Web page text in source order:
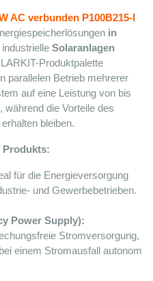
AC verbunden P100B215-I
in
industrielle Solaranlagen
Produktpalette
parallelen Betrieb
auf eine Leistung von bis
die Vorteile des
bleiben.
Produkts:
für die Energieversorgung
und Gewerbebetrieben.
Power Supply):
Stromversorgung,
einem Stromausfall autonom